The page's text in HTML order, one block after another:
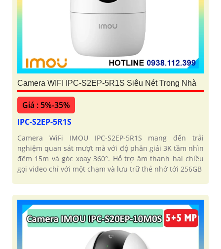
Camera WIFI IPC-S2EP-5R1S Siêu Nét Trong Nhà
Giá : 5%-35%
IPC-S2EP-5R1S
Camera WiFi IMOU IPC-S2EP-5R1S mang đến trải
nghiệm quan sát mượt mà với độ phân giải 3K tầm nhìn
đêm 15m và góc xoay 360°. Hỗ trợ âm thanh hai chiều
gọi video chỉ với một chạm và lưu trữ thẻ nhớ tới 256GB